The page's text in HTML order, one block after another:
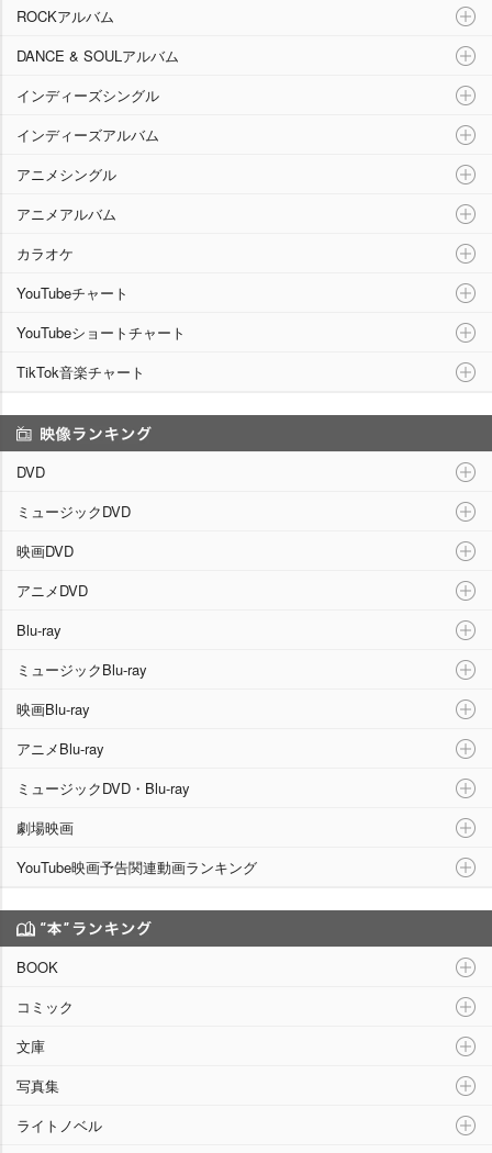
ROCKアルバム
DANCE & SOULアルバム
インディーズシングル
インディーズアルバム
アニメシングル
アニメアルバム
カラオケ
YouTubeチャート
YouTubeショートチャート
TikTok音楽チャート
DVD
ミュージックDVD
映画DVD
アニメDVD
Blu-ray
ミュージックBlu-ray
映画Blu-ray
アニメBlu-ray
ミュージックDVD・Blu-ray
劇場映画
YouTube映画予告関連動画ランキング
BOOK
コミック
文庫
写真集
ライトノベル